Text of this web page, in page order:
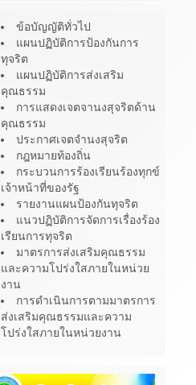
ข้อบัญญัติทั่วไป
แผนปฏิบัติการป้องกันการ
ทุจริต
แผนปฏิบัติการส่งเสริม
คุณธรรม
การแสดงเจตจานงสุจริตด้าน
คุณธรรม
ประกาศเจตจำนงสุจริต
กฎหมายท้องถิ่น
กระบวนการร้องเรียนร้องทุกข์
เจ้าหน้าที่ของรัฐ
รายงานแผนป้องกันทุจริต
แนวปฏิบัติการจัดการเรื่องร้อง
เรียนการทุจริต
มาตรการส่งเสริมคุณธรรม
และความโปร่งใสภายในหน่วย
งาน
การดำเนินการตามมาตรการ
ส่งเสริมคุณธรรมและความ
โปร่งใสภายในหน่วยงาน